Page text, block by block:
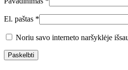
El. paštas *
Noriu savo interneto naršyklėje